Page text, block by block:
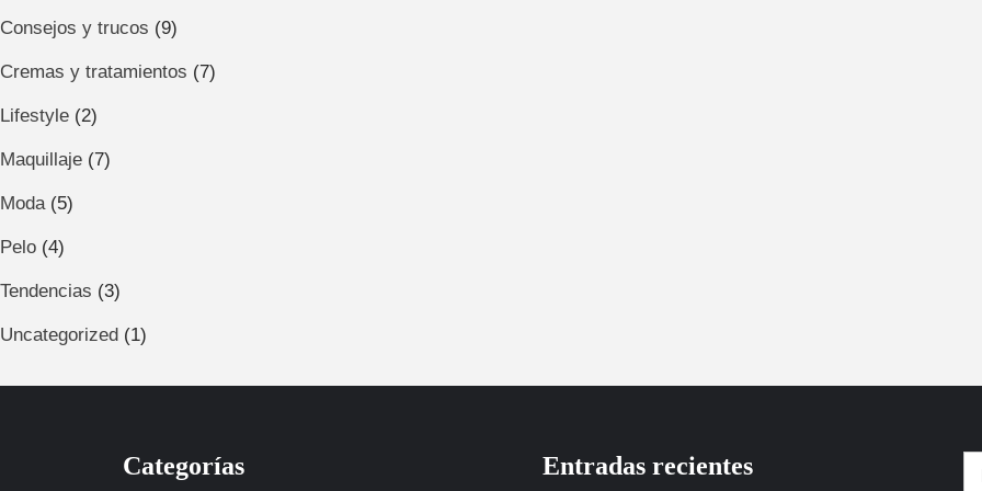
Consejos y trucos (9)
Cremas y tratamientos (7)
Lifestyle (2)
Maquillaje (7)
Moda(5)
Pelo (4)
Tendencias (3)
Uncategorized (1)
Categorías Entradas recientes